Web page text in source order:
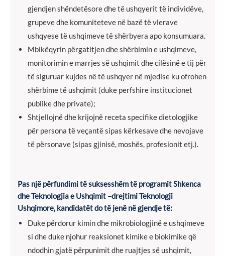
gjendjen shëndetësore dhe të ushqyerit të individëve,
grupeve dhe komuniteteve në bazë të vlerave
ushqyese të ushqimeve të shërbyera apo konsumuara.
Mbikëqyrin përgatitjen dhe shërbimin e ushqimeve,
monitorimin e marrjes së ushqimit dhe cilësinë e tij për
të siguruar kujdes në të ushqyer në mjedise ku ofrohen
shërbime të ushqimit (duke perfshire institucionet
publike dhe private);
Shtjellojnë dhe krijojnë receta specifike dietologjike
për persona të veçantë sipas kërkesave dhe nevojave
të përsonave (sipas gjinisë, moshës, profesionit etj.).
Pas një përfundimi të suksesshëm të programit Shkenca
dhe Teknologjia e Ushqimit –drejtimi Teknologji
Ushqimore, kandidatët do të jenë në gjendje të:
Duke përdorur kimin dhe mikrobiologjinë e ushqimeve
si dhe duke njohur reaksionet kimike e biokimike që
ndodhin gjatë përpunimit dhe ruajtjes së ushqimit,